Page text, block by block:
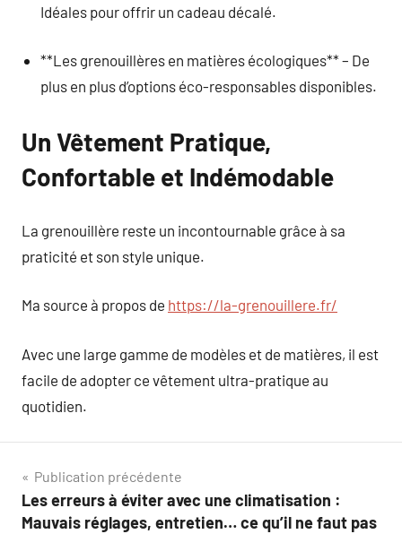
Idéales pour offrir un cadeau décalé.
**Les grenouillères en matières écologiques** – De
plus en plus d’options éco-responsables disponibles.
Un Vêtement Pratique,
Confortable et Indémodable
La grenouillère reste un incontournable grâce à sa
praticité et son style unique.
Ma source à propos de https://la-grenouillere.fr/
Avec une large gamme de modèles et de matières, il est
facile de adopter ce vêtement ultra-pratique au
quotidien.
Navigation
de
Publication précédente
Les erreurs à éviter avec une climatisation :
Mauvais réglages, entretien… ce qu’il ne faut pas